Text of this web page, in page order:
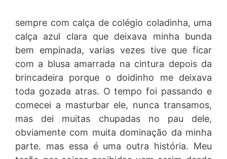
sempre com calça de colégio coladinha, uma
calça azul clara que deixava minha bunda
bem empinada, varias vezes tive que ficar
com a blusa amarrada na cintura depois da
brincadeira porque o doidinho me deixava
toda gozada atras. O tempo foi passando e
comecei a masturbar ele, nunca transamos,
mas dei muitas chupadas no pau dele,
obviamente com muita dominação da minha
parte. mas essa é uma outra história. Meu